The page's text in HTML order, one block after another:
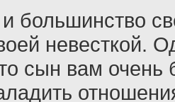
большинство
невесткой.
сын вам очень